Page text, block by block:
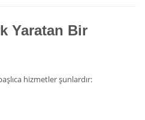
Yaratan Bir
hizmetler şunlardır: